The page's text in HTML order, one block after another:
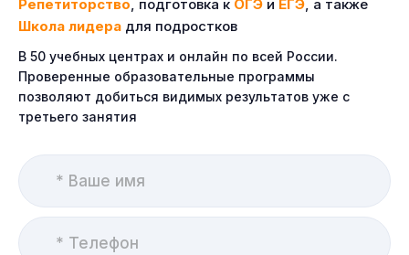
Репетиторство, подготовка к ОГЭ и ЕГЭ, а также
Школа лидера для подростков
В 50 учебных центрах и онлайн по всей России.
Проверенные образовательные программы
позволяют добиться видимых результатов уже с
третьего занятия